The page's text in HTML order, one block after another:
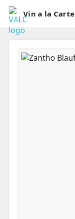
Vin a la Carte